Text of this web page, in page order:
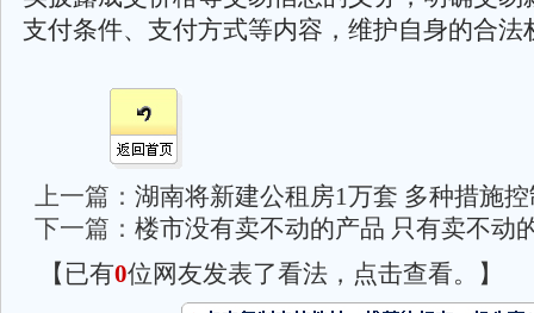
支付条件、支付方式等内容，维护自身的合法
上一篇： 湖南将新建公租房1万套 多种措施
下一篇： 楼市没有卖不动的产品 只有卖不动
【已有0位网友发表了看法，点击查看。】